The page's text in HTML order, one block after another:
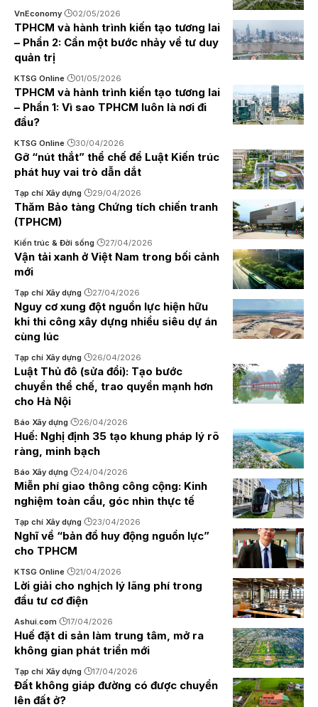
VnEconomy 02/05/2026
TPHCM và hành trình kiến tạo tương lai
– Phần 2: Cần một bước nhảy về tư duy
quản trị
KTSG Online 01/05/2026
TPHCM và hành trình kiến tạo tương lai
– Phần 1: Vì sao TPHCM luôn là nơi đi
đầu?
KTSG Online 30/04/2026
Gỡ “nút thắt” thể chế để Luật Kiến trúc
phát huy vai trò dẫn dắt
Tạp chí Xây dựng 29/04/2026
Thăm Bảo tàng Chứng tích chiến tranh
(TPHCM)
Kiến trúc & Đời sống 27/04/2026
Vận tải xanh ở Việt Nam trong bối cảnh
mới
Tạp chí Xây dựng 27/04/2026
Nguy cơ xung đột nguồn lực hiện hữu
khi thi công xây dựng nhiều siêu dự án
cùng lúc
Tạp chí Xây dựng 26/04/2026
Luật Thủ đô (sửa đổi): Tạo bước
chuyển thể chế, trao quyền mạnh hơn
cho Hà Nội
Báo Xây dựng 26/04/2026
Huế: Nghị định 35 tạo khung pháp lý rõ
ràng, minh bạch
Báo Xây dựng 24/04/2026
Miễn phí giao thông công cộng: Kinh
nghiệm toàn cầu, góc nhìn thực tế
Tạp chí Xây dựng 23/04/2026
Nghĩ về “bản đồ huy động nguồn lực”
cho TPHCM
KTSG Online 21/04/2026
Lời giải cho nghịch lý lãng phí trong
đầu tư cơ điện
Ashui.com 17/04/2026
Huế đặt di sản làm trung tâm, mở ra
không gian phát triển mới
Tạp chí Xây dựng 17/04/2026
Đất không giáp đường có được chuyển
lên đất ở?